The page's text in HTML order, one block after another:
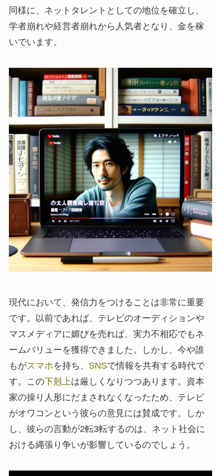
同様に、ネットタレントとしての地位を確立し、
学者崩れや経営者崩れから人気者となり、金を稼
いでいます。
現代において、発信力をつけることは非常に重要
です。以前であれば、テレビのオーディションや
マスメディアに媚びを売れば、実力不相応でもネ
ームバリューを獲得できました。しかし、今や誰
もがスマホを持ち、 SNSで情報を共有する時代で
す。この下剋上は厳しくなりつつあります。資本
家の操り人形にだまされなくなったため、テレビ
がオワコンという彼らの意見には賛成です。しか
し、彼らの言動が2転3転するのは、ネット社会に
おける縄張り争いが影響しているのでしょう。